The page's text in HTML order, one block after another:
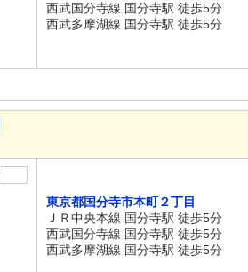
西武国分寺線 国分寺駅 徒歩5分
西武多摩湖線 国分寺駅 徒歩5分
東京都国分寺市本町２丁目
ＪＲ中央本線 国分寺駅 徒歩5分
西武国分寺線 国分寺駅 徒歩5分
西武多摩湖線 国分寺駅 徒歩5分